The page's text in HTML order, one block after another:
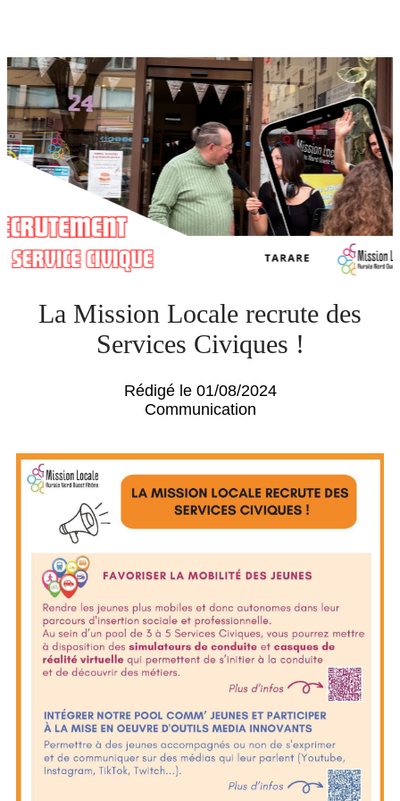
La Mission Locale recrute des
Services Civiques !
Rédigé le 01/08/2024
Communication